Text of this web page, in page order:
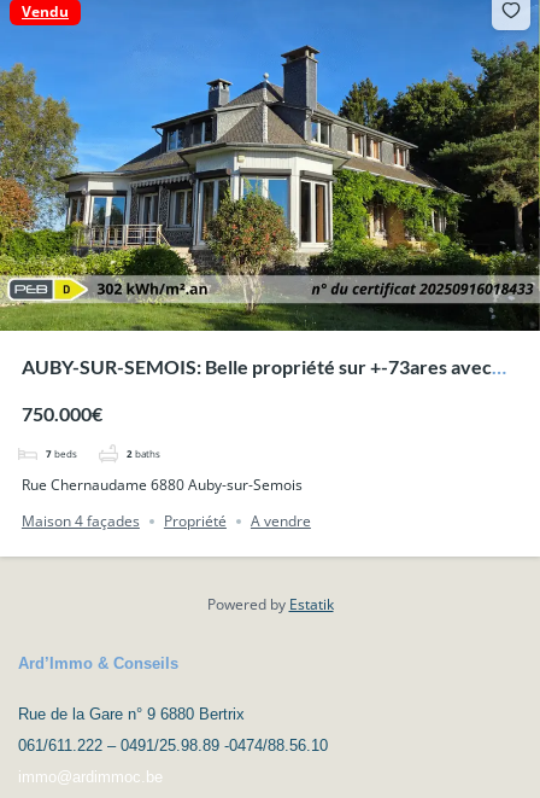
Vendu
AUBY-SUR-SEMOIS: Belle propriété sur +-73ares avec
750.000€
7 beds 2 baths
Rue Chernaudame 6880 Auby-sur-Semois
Maison 4 façades
Propriété A vendre
Powered by Estatik
Ard’Immo & Conseils
Rue de la Gare n° 9 6880 Bertrix
061/611.222 – 0491/25.98.89 -0474/88.56.10
immo@ardimmoc.be